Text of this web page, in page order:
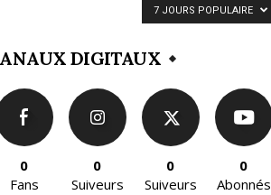
7 JOURS POPULAIRE
DIGITAUX
0
Fans
0
Suiveurs
0
Suiveurs
0
Abonnés